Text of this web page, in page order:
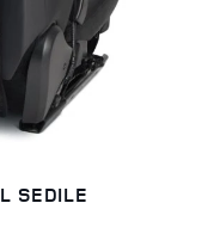
SEDILE